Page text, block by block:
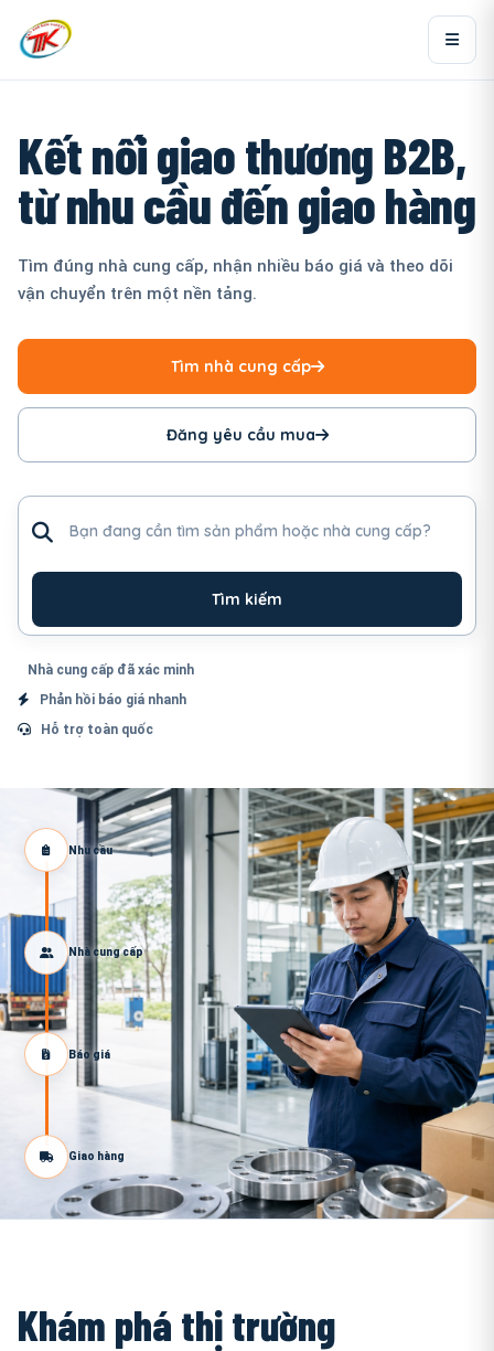
Kết nối giao thương B2B,
từ nhu cầu đến giao hàng
Tìm đúng nhà cung cấp, nhận nhiều báo giá và theo dõi
vận chuyển trên một nền tảng.
Tìm nhà cung cấp
Đăng yêu cầu mua
Tìm kiếm
Nhà cung cấp đã xác minh
Phản hồi báo giá nhanh
Hỗ trợ toàn quốc
Nhu cầu
Nhà cung cấp
Báo giá
Giao hàng
Khám phá thị trường